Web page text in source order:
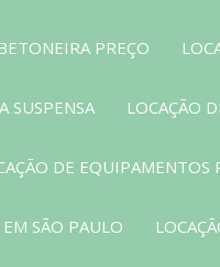
PREÇO
SUSPENSA LOCAÇÃO
DE EQUIPAMENTOS
SÃO PAULO